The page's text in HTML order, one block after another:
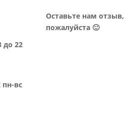
до 22
пн-вс
Оставьте нам отзыв,
пожалуйста 🙂